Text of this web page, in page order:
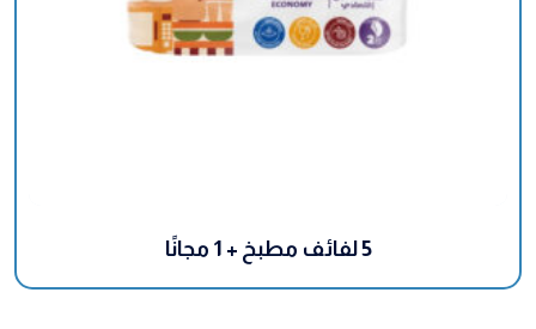
5 لفائف مطبخ + 1 مجانًا